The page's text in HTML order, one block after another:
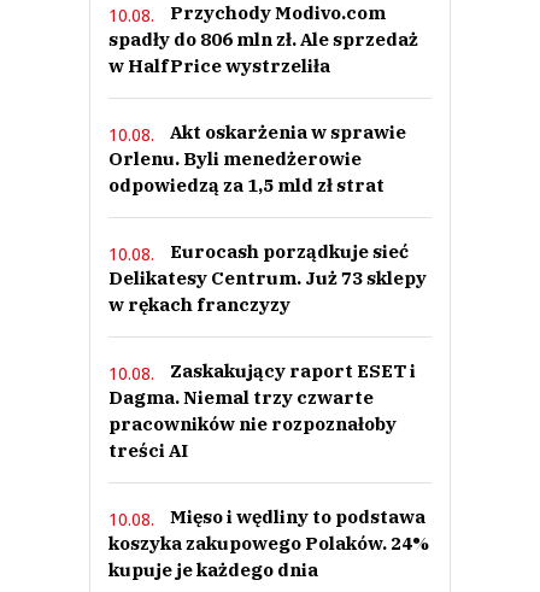
10.08.
Przychody Modivo.com
spadły do 806 mln zł. Ale sprzedaż
w HalfPrice wystrzeliła
10.08.
Akt oskarżenia w sprawie
Orlenu. Byli menedżerowie
odpowiedzą za 1,5 mld zł strat
10.08.
Eurocash porządkuje sieć
Delikatesy Centrum. Już 73 sklepy
w rękach franczyzy
10.08.
Zaskakujący raport ESET i
Dagma. Niemal trzy czwarte
pracowników nie rozpoznałoby
treści AI
10.08.
Mięso i wędliny to podstawa
koszyka zakupowego Polaków. 24%
kupuje je każdego dnia